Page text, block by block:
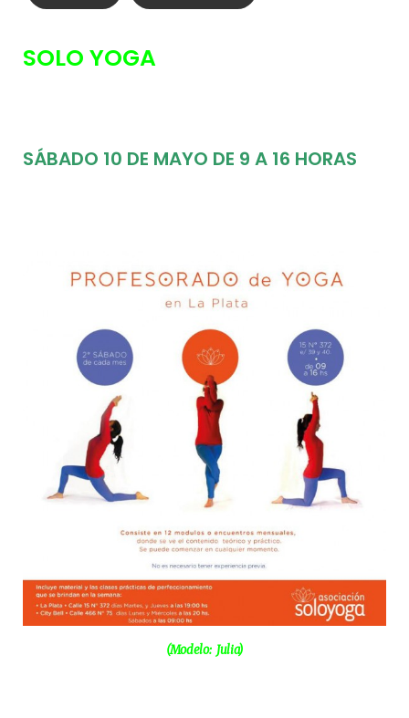
SOLO YOGA
SÁBADO 10 DE MAYO DE 9 A 16 HORAS
(Modelo: Julia)